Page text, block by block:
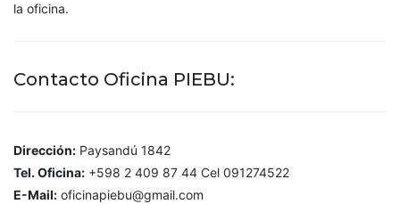
la oficina.
Contacto Oficina PIEBU:
Dirección: Paysandú 1842
Tel. Oficina: +598 2 409 87 44 Cel 091274522
E-Mail: oficinapiebu@gmail.com